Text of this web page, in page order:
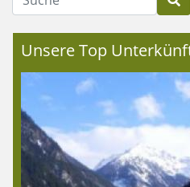
Unsere Top